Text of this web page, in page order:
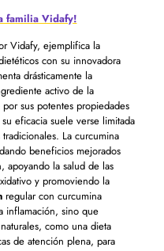
familia Vidafy!
Vidafy, ejemplifica la
con su innovadora
drásticamente la
activo de la
sus potentes propiedades
eficacia suele verse limitada
La curcumina
beneficios mejorados
apoyando la salud de las
y promoviendo la
regular con curcumina
inflamación, sino que
como una dieta
de atención plena, para